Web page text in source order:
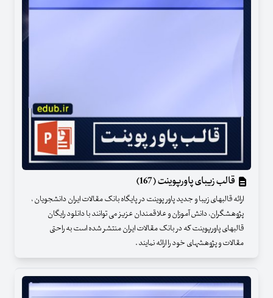
قالب زیبای پاورپوینت (167)
ارائه قالبهای زیبا و جدید پاور پوینت در پایگاه بانک مقالات ایران دانشجویان ،
پژوهشگران، دانش آموزان و علاقمندان عزیز می توانند با دانلود رایگان
قالبهای پاورپوینت که در بانک مقالات ایران منتشر شده است به راحتی
مقالات و پژوهشهای خود را ارائه نمایند .